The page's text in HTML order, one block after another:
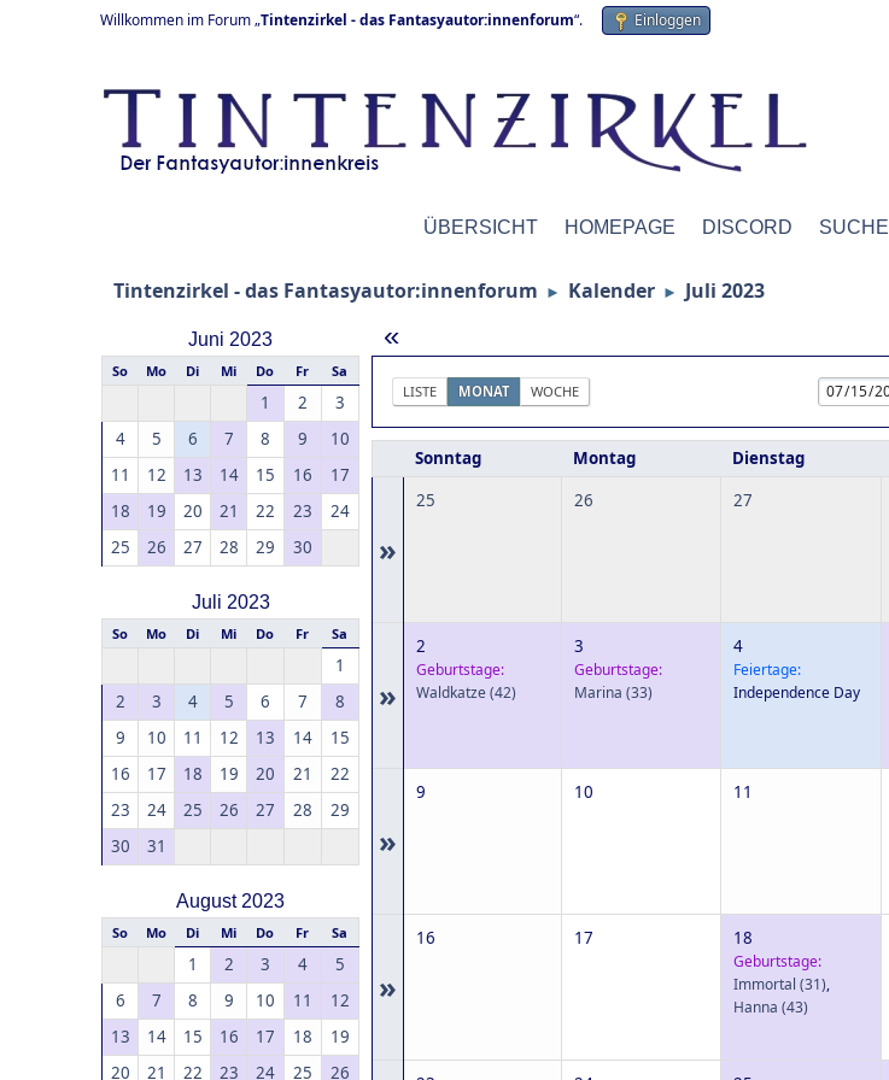
Willkommen im Forum „Tintenzirkel - das Fantasyautor:innenforum“. Einloggen
ÜBERSICHT HOMEPAGE DISCORD SUCHE
Tintenzirkel - das Fantasyautor:innenforum ► Kalender ► Juli 2023
Juni 2023
So Mo Di Mi Do Fr Sa
1 2
3
4
5 6 7 8 9
10
11
12 13 14 15 16
17
18
19 20 21 22 23
24
25
26 27 28 29 30
Juli 2023
So Mo Di Mi Do Fr Sa
1
2
3 4 5 6 7
8
9
10 11 12 13 14
15
16
17 18 19 20 21
22
23
24 25 26 27 28
29
30
31
August 2023
So Mo Di Mi Do Fr Sa
1 2 3 4
5
6
7 8 9 10 11
12
13
14 15 16 17 18
19
20
21 22 23 24 25 26
«
LISTE MONAT WOCHE
Sonntag Montag Dienstag
»
25 26 27
»
2
Geburtstage:
Waldkatze(42)
3
Geburtstage:
Marina (33)
4
Feiertage:
Independence Day
»
9 10 11
»
16 17 18
Geburtstage:
Immortal (31),
Hanna (43)